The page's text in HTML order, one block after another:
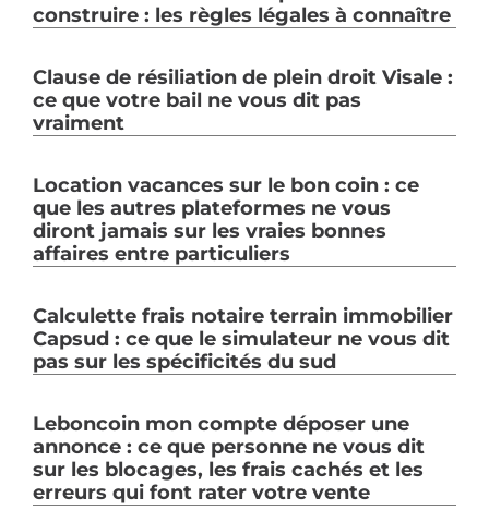
construire : les règles légales à connaître
Clause de résiliation de plein droit Visale :
ce que votre bail ne vous dit pas
vraiment
Location vacances sur le bon coin : ce
que les autres plateformes ne vous
diront jamais sur les vraies bonnes
affaires entre particuliers
Calculette frais notaire terrain immobilier
Capsud : ce que le simulateur ne vous dit
pas sur les spécificités du sud
Leboncoin mon compte déposer une
annonce : ce que personne ne vous dit
sur les blocages, les frais cachés et les
erreurs qui font rater votre vente